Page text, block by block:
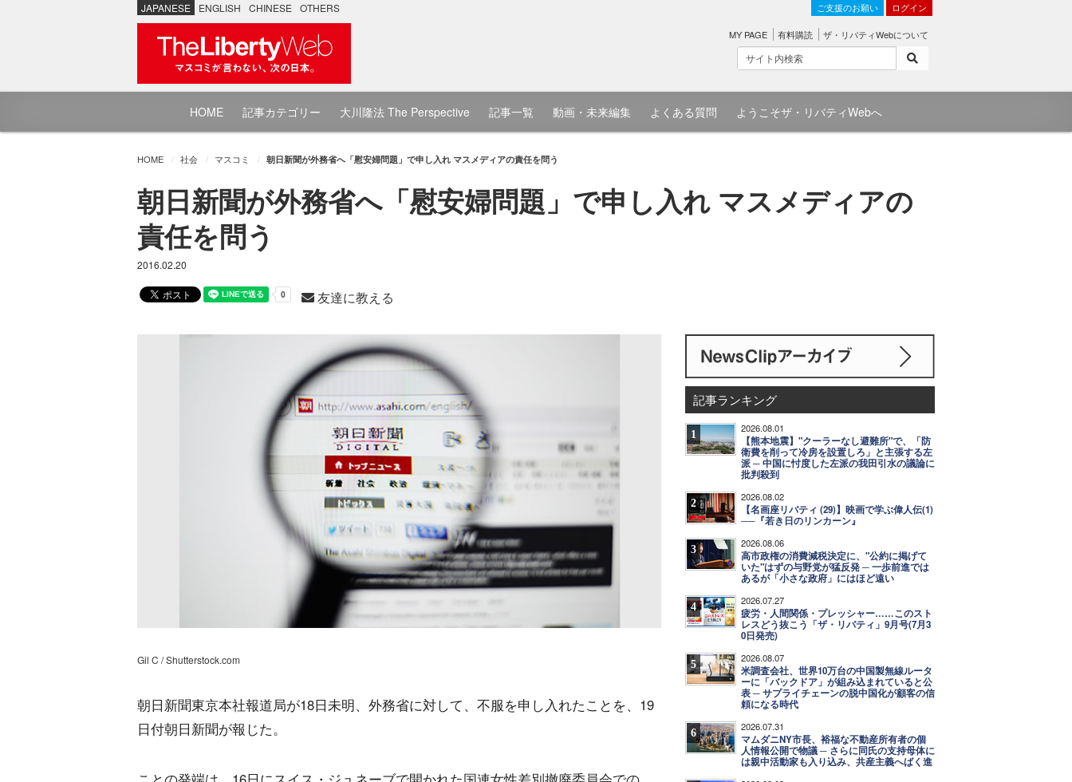
JAPANESE ENGLISH CHINESE OTHERS ご支援のお願い ログイン
MY PAGE 有料購読 ザ・リバティWebについて
HOME 記事カテゴリー 大川隆法 The Perspective 記事一覧 動画・未来編集 よくある質問 ようこそザ・リバティWebへ
HOME 社会 マスコミ 朝日新聞が外務省へ「慰安婦問題」で申し入れ マスメディアの責任を問う
朝日新聞が外務省へ「慰安婦問題」で申し入れ マスメディアの
責任を問う
2016.02.20
友達に教える
Gil C / Shutterstock.com
朝日新聞東京本社報道局が18日未明、外務省に対して、不服を申し入れたことを、19
日付朝日新聞が報じた。
記事ランキング
1 2026.08.01
【熊本地震】"クーラーなし避難所"で、「防
衛費を削って冷房を設置しろ」と主張する左
派 ─ 中国に忖度した左派の我田引水の議論に
批判殺到
2 2026.08.02
【名画座リバティ (29)】映画で学ぶ偉人伝(1)
──『若き日のリンカーン』
3 2026.08.06
高市政権の消費減税決定に、"公約に掲げて
いた"はずの与野党が猛反発 ─ 一歩前進では
あるが「小さな政府」にはほど遠い
4 2026.07.27
疲労・人間関係・プレッシャー……このスト
レスどう抜こう「ザ・リバティ」9月号(7月3
0日発売)
5 2026.08.07
米調査会社、世界10万台の中国製無線ルータ
ーに「バックドア」が組み込まれていると公
表 ─ サプライチェーンの脱中国化が顧客の信
頼になる時代
6 2026.07.31
マムダニNY市長、裕福な不動産所有者の個
人情報公開で物議 ─ さらに同氏の支持母体に
は親中活動家も入り込み、共産主義へばく進